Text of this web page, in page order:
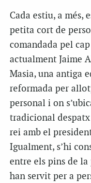
Cada estiu, a més,
petita cort de
comandada pel
actualment Jaime
Masia, una antiga
reformada per
personal i on
tradicional
rei amb el
Igualment, s’hi
entre els pins de
han servit per a